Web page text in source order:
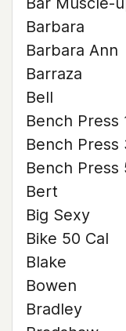
Barbara
Barbara Ann
Barraza
Bell
Bench Press
Bench Press
Bench Press
Bert
Big Sexy
Bike 50 Cal
Blake
Bowen
Bradley